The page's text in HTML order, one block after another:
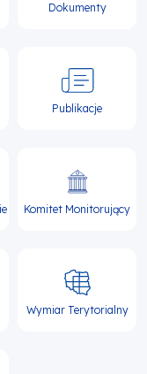
Dokumenty
Publikacje
Komitet Monitorujący
Wymiar Terytorialny